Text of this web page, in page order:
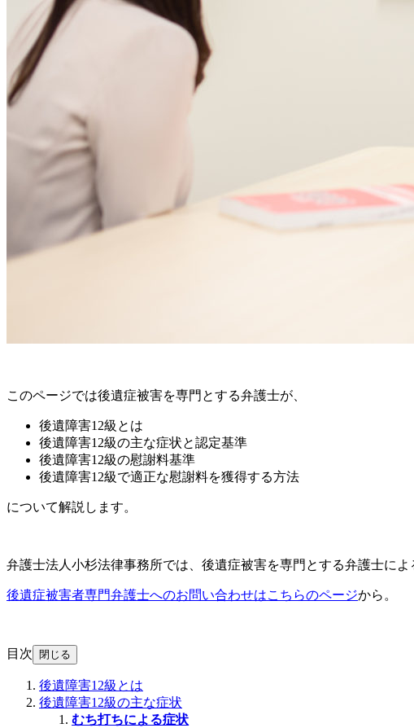
このページでは後遺症被害を専門とする弁護士が、
後遺障害12級とは
後遺障害12級の主な症状と認定基準
後遺障害12級の慰謝料基準
後遺障害12級で適正な慰謝料を獲得する方法
について解説します。
弁護士法人小杉法律事務所では、後遺症被害を専門とする弁護士に
後遺症被害者専門弁護士へのお問い合わせはこちらのページから。
目次 閉じる
後遺障害12級とは
後遺障害12級の主な症状
むち打ちによる症状